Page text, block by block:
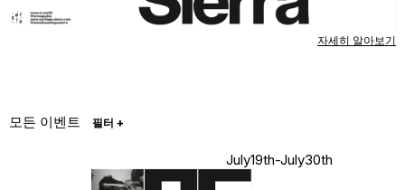
자세히 알아보기
모든 이벤트 필터 +
July19th-July30th